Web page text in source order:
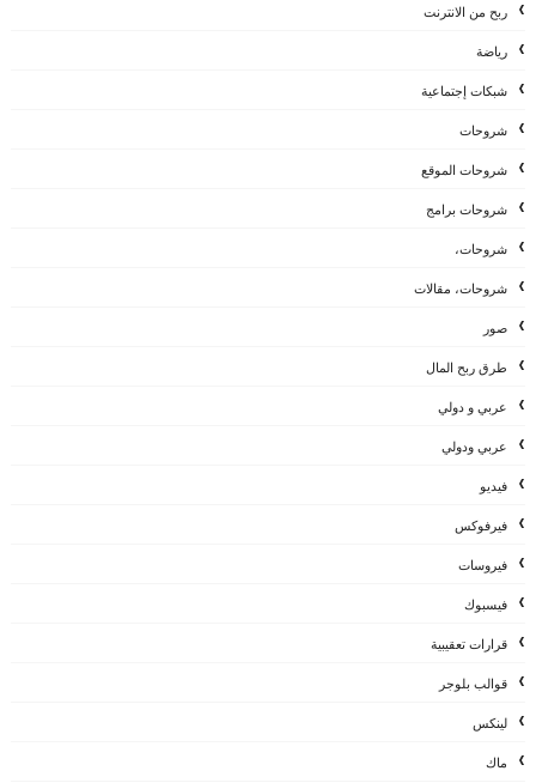
ربح من الانترنت
رياضة
شبكات إجتماعية
شروحات
شروحات الموقع
شروحات برامج
شروحات،
شروحات، مقالات
صور
طرق ربح المال
عربي و دولي
عربي ودولي
فيديو
فيرفوكس
فيروسات
فيسبوك
قرارات تعقيبية
قوالب بلوجر
لينكس
ماك